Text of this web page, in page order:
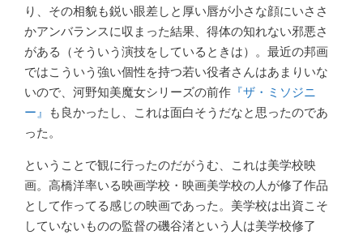
り、その相貌も鋭い眼差しと厚い唇が小さな顔にいささ
かアンバランスに収まった結果、得体の知れない邪悪さ
がある（そういう演技をしているときは）。最近の邦画
ではこういう強い個性を持つ若い役者さんはあまりいな
いので、河野知美魔女シリーズの前作 『ザ・ミソジニ
ー』 も良かったし、これは面白そうだなと思ったのであ
った。
ということで観に行ったのだがうむ、これは美学校映
画。高橋洋率いる映画学校・映画美学校の人が修了作品
として作ってる感じの映画であった。美学校は出資こそ
していないものの監督の磯谷渚という人は美学校修了